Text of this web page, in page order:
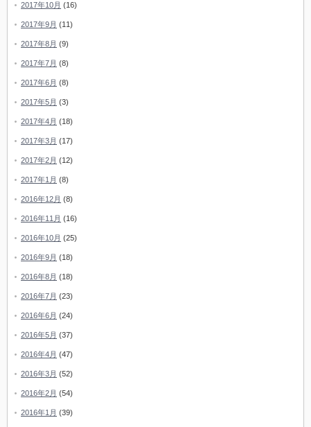
2017年10月 (16)
2017年9月 (11)
2017年8月 (9)
2017年7月 (8)
2017年6月 (8)
2017年5月 (3)
2017年4月 (18)
2017年3月 (17)
2017年2月 (12)
2017年1月 (8)
2016年12月 (8)
2016年11月 (16)
2016年10月 (25)
2016年9月 (18)
2016年8月 (18)
2016年7月 (23)
2016年6月 (24)
2016年5月 (37)
2016年4月 (47)
2016年3月 (52)
2016年2月 (54)
2016年1月 (39)